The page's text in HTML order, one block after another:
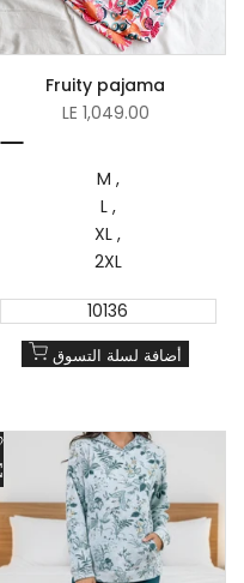
Fruity pajama
Sale
price
LE 1,049.00
M
L
XL
2XL
10136
Add
to
Wishlist
Add
to
Compare